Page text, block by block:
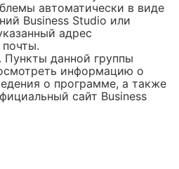
автоматически в виде
Business Studio или
адрес
. Пункты данной группы
информацию о
о программе, а также
сайт Business